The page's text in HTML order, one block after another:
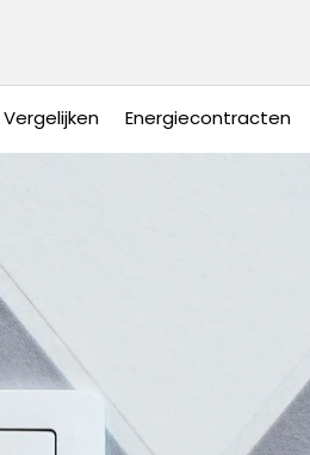
Vergelijken Energiecontracten